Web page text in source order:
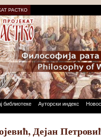
РАСТКО
библиотеке Ауторски индекс
Дејан